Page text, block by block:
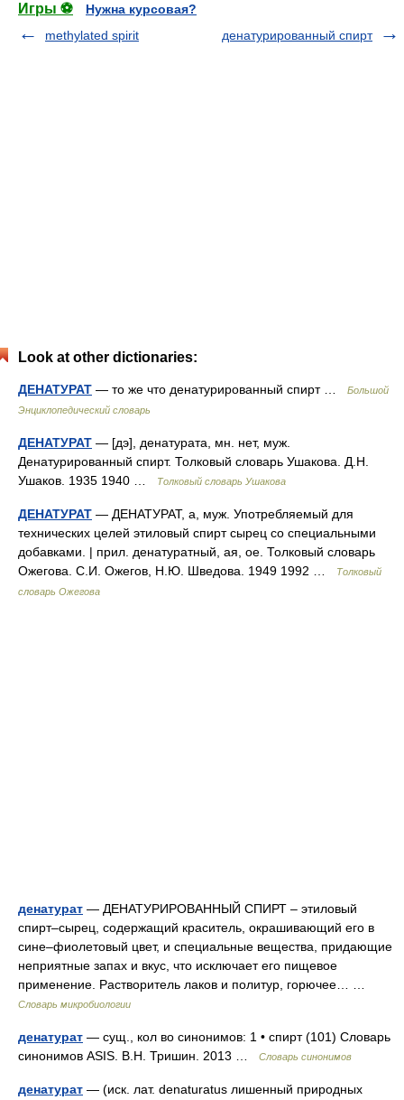
Игры ⚽
Нужна курсовая?
methylated spirit
денатурированный спирт
Look at other dictionaries:
ДЕНАТУРАТ — то же что денатурированный спирт …
Большой
Энциклопедический словарь
ДЕНАТУРАТ — [дэ], денатурата, мн. нет, муж.
Денатурированный спирт. Толковый словарь Ушакова. Д.Н.
Ушаков. 1935 1940 …
Толковый словарь Ушакова
ДЕНАТУРАТ — ДЕНАТУРАТ, а, муж. Употребляемый для
технических целей этиловый спирт сырец со специальными
добавками. | прил. денатуратный, ая, ое. Толковый словарь
Ожегова. С.И. Ожегов, Н.Ю. Шведова. 1949 1992 …
Толковый
словарь Ожегова
денатурат — ДЕНАТУРИРОВАННЫЙ СПИРТ – этиловый
спирт–сырец, содержащий краситель, окрашивающий его в
сине–фиолетовый цвет, и специальные вещества, придающие
неприятные запах и вкус, что исключает его пищевое
применение. Растворитель лаков и политур, горючее… …
Словарь микробиологии
денатурат — сущ., кол во синонимов: 1 • спирт (101) Словарь
синонимов ASIS. В.Н. Тришин. 2013 …
Словарь синонимов
денатурат — (иск. лат. denaturatus лишенный природных